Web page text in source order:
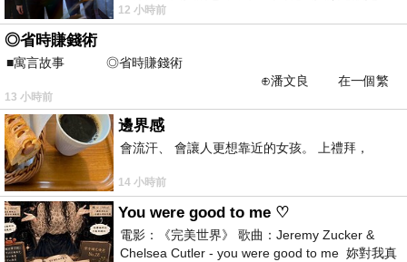
絲不掛吧？ 當然這樣是創不出
12 小時前
◎省時賺錢術
■寓言故事 ◎省時賺錢術
⊕潘文良 在一個繁
華的商業街上，有兩家傳統
13 小時前
邊界感
會流汗、 會讓人更想靠近的女孩。 上禮拜，
14 小時前
You were good to me ♡
電影：《完美世界》 歌曲：Jeremy Zucker &
Chelsea Cutler - you were good to me 妳對我真